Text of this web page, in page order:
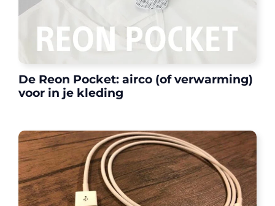
De Reon Pocket: airco (of verwarming)
voor in je kleding